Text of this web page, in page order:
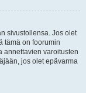
sivustollensa. Jos olet
tämä on foorumin
annettavien varoitusten
jos olet epävarma